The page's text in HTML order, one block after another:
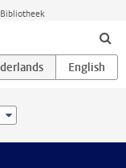
Bibliotheek